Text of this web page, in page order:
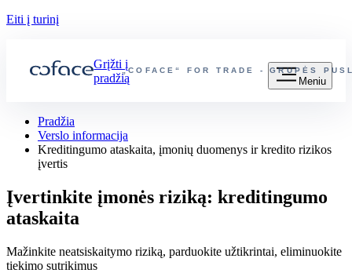
Eiti į turinį
„COFACE“ FOR TRADE - GRUPĖS
Grįžti į
pradžią
Meniu
Pradžia
Verslo informacija
Kreditingumo ataskaita, įmonių duomenys ir kredito rizikos
įvertis
Įvertinkite įmonės riziką: kreditingumo
ataskaita
Mažinkite neatsiskaitymo riziką, parduokite užtikrintai, eliminuokite
tiekimo sutrikimus